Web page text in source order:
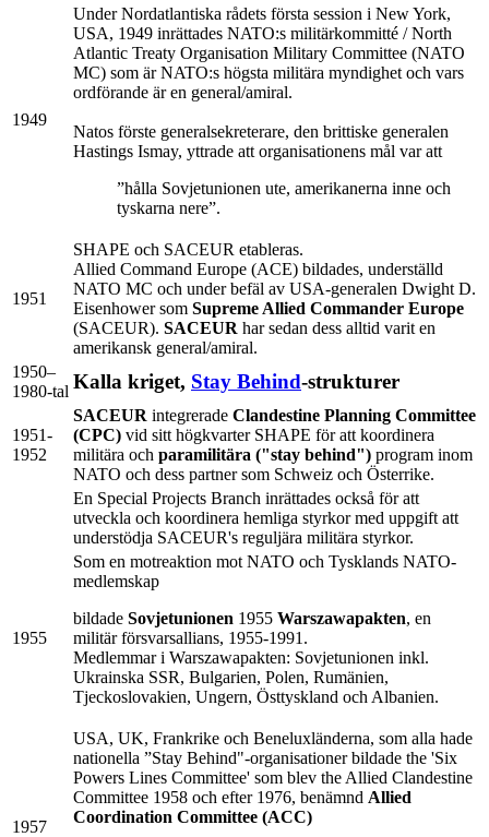
1949
Under Nordatlantiska rådets första session i New York,
USA, 1949 inrättades NATO:s militärkommitté / North
Atlantic Treaty Organisation Military Committee (NATO
MC) som är NATO:s högsta militära myndighet och vars
ordförande är en general/amiral.
Natos förste generalsekreterare, den brittiske generalen
Hastings Ismay, yttrade att organisationens mål var att
”hålla Sovjetunionen ute, amerikanerna inne och
tyskarna nere”.
1951
SHAPE och SACEUR etableras.
Allied Command Europe (ACE) bildades, underställd
NATO MC och under befäl av USA-generalen Dwight D.
Eisenhower som Supreme Allied Commander Europe
(SACEUR). SACEUR har sedan dess alltid varit en
amerikansk general/amiral.
1950–
1980‑tal Kalla kriget, Stay Behind-strukturer
1951-
1952
SACEUR integrerade Clandestine Planning Committee
(CPC) vid sitt högkvarter SHAPE för att koordinera
militära och paramilitära ("stay behind") program inom
NATO och dess partner som Schweiz och Österrike.
En Special Projects Branch inrättades också för att
utveckla och koordinera hemliga styrkor med uppgift att
understödja SACEUR's reguljära militära styrkor.
1955
Som en motreaktion mot NATO och Tysklands NATO-
medlemskap
bildade Sovjetunionen 1955 Warszawapakten, en
militär försvarsallians, 1955-1991.
Medlemmar i Warszawapakten: Sovjetunionen inkl.
Ukrainska SSR, Bulgarien, Polen, Rumänien,
Tjeckoslovakien, Ungern, Östtyskland och Albanien.
1957
USA, UK, Frankrike och Beneluxländerna, som alla hade
nationella ”Stay Behind"-organisationer bildade the 'Six
Powers Lines Committee' som blev the Allied Clandestine
Committee 1958 och efter 1976, benämnd Allied
Coordination Committee (ACC)